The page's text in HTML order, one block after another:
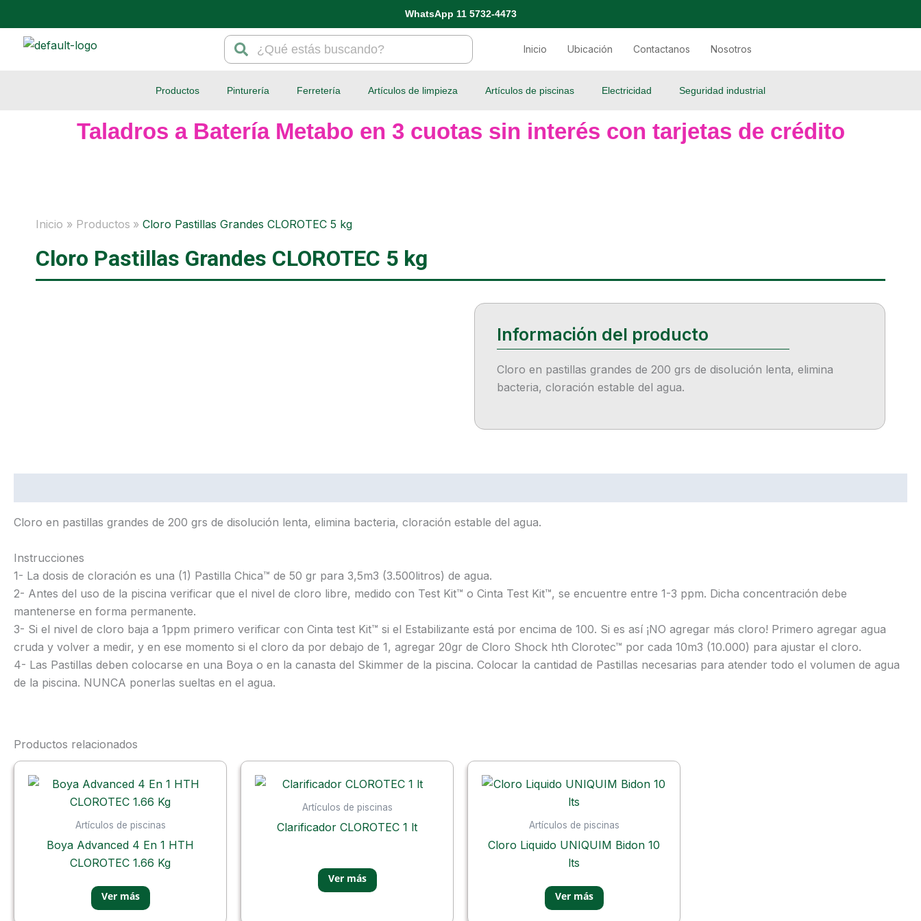
al
contenido
WhatsApp 11 5732-4473
Inicio Ubicación Contactanos Nosotros
SearchSearch
Productos Pinturería Ferretería Artículos de limpieza Artículos de piscinas Electricidad Seguridad industrial
Taladros a Batería Metabo en 3 cuotas sin interés con tarjetas de crédito
Inicio Productos Cloro Pastillas Grandes CLOROTEC 5 kg
Cloro Pastillas Grandes CLOROTEC 5 kg
Cloro en pastillas grandes de 200 grs de disolución lenta, elimina
bacteria, cloración estable del agua.
Cloro en pastillas grandes de 200 grs de disolución lenta, elimina bacteria, cloración estable del agua.
Instrucciones
1- La dosis de cloración es una (1) Pastilla Chica™ de 50 gr para 3,5m3 (3.500litros) de agua.
2- Antes del uso de la piscina verificar que el nivel de cloro libre, medido con Test Kit™ o Cinta Test Kit™, se encuentre entre 1-3 ppm. Dicha concentración debe
mantenerse en forma permanente.
3- Si el nivel de cloro baja a 1ppm primero verificar con Cinta test Kit™ si el Estabilizante está por encima de 100. Si es así ¡NO agregar más cloro! Primero agregar agua
cruda y volver a medir, y en ese momento si el cloro da por debajo de 1, agregar 20gr de Cloro Shock hth Clorotec™ por cada 10m3 (10.000) para ajustar el cloro.
4- Las Pastillas deben colocarse en una Boya o en la canasta del Skimmer de la piscina. Colocar la cantidad de Pastillas necesarias para atender todo el volumen de agua
de la piscina. NUNCA ponerlas sueltas en el agua.
Productos relacionados
Artículos de piscinas
Boya Advanced 4 En 1 HTH
CLOROTEC 1.66 Kg
Artículos de piscinas
Clarificador CLOROTEC 1 lt Artículos de piscinas
Cloro Liquido UNIQUIM Bidon 10
lts